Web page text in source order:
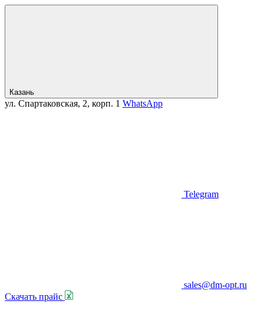
Казань
ул. Спартаковская, 2, корп. 1 WhatsApp
Telegram
sales@dm-opt.ru
Скачать прайс